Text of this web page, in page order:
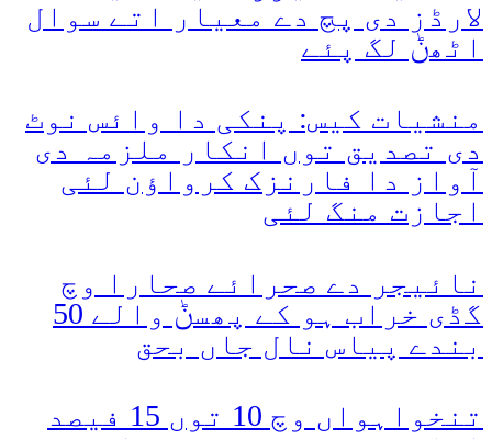
لارڈز دی پچ دے معیار اتے سوال
اٹھݨ لگ پئے
منشیات کیس: پنکی دا وائس نوٹ
دی تصدیق توں انکار ملزمہ دی
آواز دا فارنزک کرواؤن لئی
اجازت منگ لئی
نائیجر دے صحرائے صحارا وچ
گڈی خراب ہو کے پھسݨ والے 50
بندے پیاس نال جاں بحق
تنخواہواں وچ 10 توں 15 فیصد